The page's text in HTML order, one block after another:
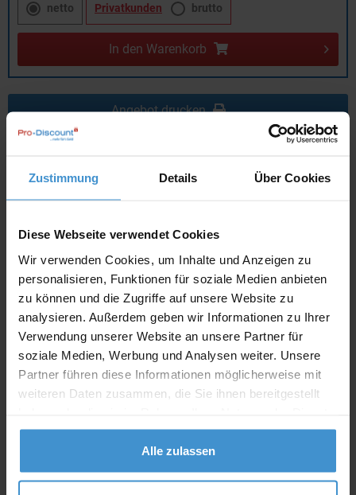
Zustimmung Details Über Cookies
Diese Webseite verwendet Cookies
Wir verwenden Cookies, um Inhalte und Anzeigen zu
personalisieren, Funktionen für soziale Medien anbieten
zu können und die Zugriffe auf unsere Website zu
analysieren. Außerdem geben wir Informationen zu Ihrer
Verwendung unserer Website an unsere Partner für
soziale Medien, Werbung und Analysen weiter. Unsere
Partner führen diese Informationen möglicherweise mit
weiteren Daten zusammen, die Sie ihnen bereitgestellt
gesammelt haben.
Alle zulassen
netto Privatkunden brutto
In den Warenkorb
Angebot drucken
Lieferzeiten
Artikel mit Werbeanbringung: ca. 10 Werktage
Muster mit Ihrer
Werbeanbringung zur Freigabe
der Produktion:
ca. 10 Werktage
Artikel ohne Werbeanbringung: ca. 3 - 5 Werktage
Muster: ca. 3 - 5 Werktage
Muster bestellen
Artikelnummer:
RFS60154-BKSR